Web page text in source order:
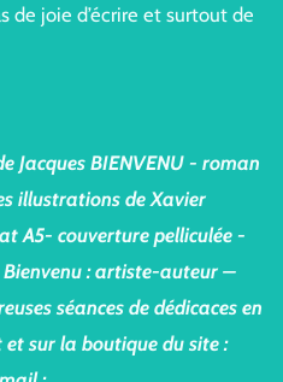
de joie d’écrire et surtout de
Jacques BIENVENU - roman
illustrations de Xavier
A5- couverture pelliculée -
: artiste-auteur –
séances de dédicaces en
sur la boutique du site :